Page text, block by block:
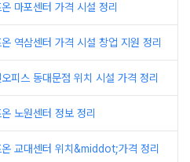
마포센터 가격 시설 정리
역삼센터 가격 시설 창업 지원 정리
피스 동대문점 위치 시설 가격 정리
노원센터 정보 정리
교대센터 위치&middot;가격 정리